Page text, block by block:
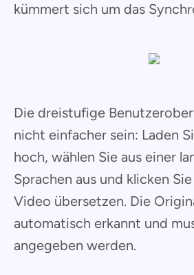
kümmert sich um das
Die dreistufige
nicht einfacher sein: Laden
hoch, wählen Sie aus einer
Sprachen aus und klicken
Video übersetzen. Die
automatisch erkannt und
angegeben werden.